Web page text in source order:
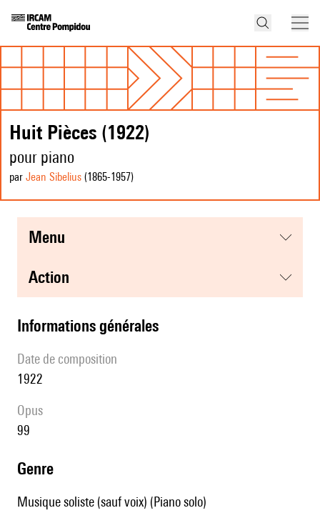
Huit Pièces (1922)
pour piano
par Jean Sibelius (1865-1957)
menu
action
informations générales
date de composition
1922
Opus
99
genre
Musique soliste (sauf voix) (Piano solo)